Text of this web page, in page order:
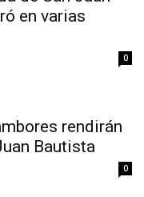
en varias
0
rendirán
Bautista
0